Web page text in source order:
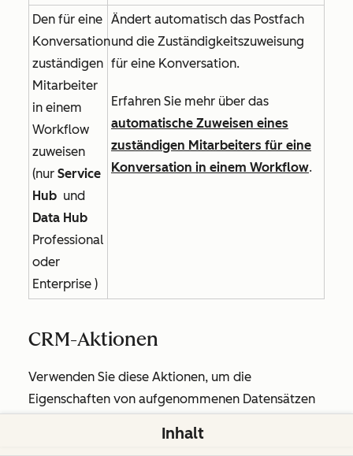
Den für eine
Konversation
zuständigen
Mitarbeiter
in einem
Workflow
zuweisen
(nur Service
Hub und
Data Hub
Professional
oder
Enterprise )
Ändert automatisch das Postfach
und die Zuständigkeitszuweisung
für eine Konversation.
Erfahren Sie mehr über das
automatische Zuweisen eines
zuständigen Mitarbeiters für eine
Konversation in einem Workflow.
CRM-Aktionen
Verwenden Sie diese Aktionen, um die
Eigenschaften von aufgenommenen Datensätzen
können die für Ihr Abonnement verfügbaren
Inhalt